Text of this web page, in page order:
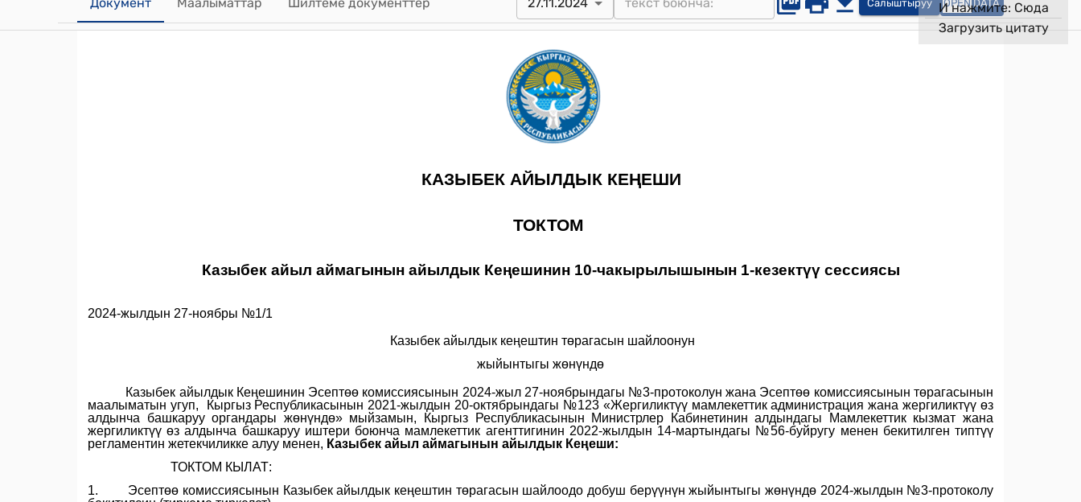
Салыштыруу OPEN DATA
И нажмите: Сюда
Загрузить цитату